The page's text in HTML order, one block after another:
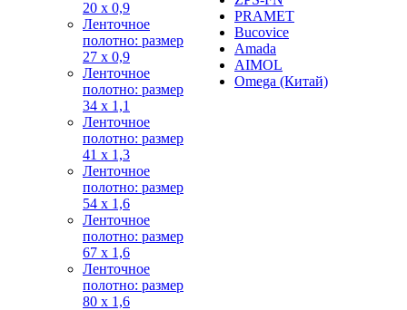
20 х 0,9
Ленточное
полотно: размер
27 х 0,9
Ленточное
полотно: размер
34 х 1,1
Ленточное
полотно: размер
41 х 1,3
Ленточное
полотно: размер
54 х 1,6
Ленточное
полотно: размер
67 х 1,6
Ленточное
полотно: размер
80 х 1,6
PRAMET
Bucovice
Amada
AIMOL
Omega (Китай)